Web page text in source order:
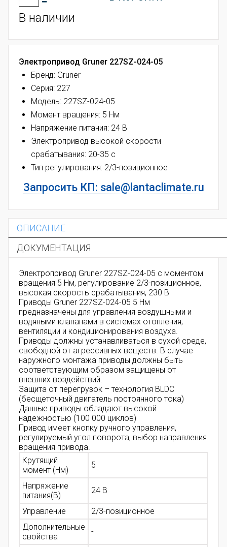
В наличии
Электропривод Gruner 227SZ-024-05
Бренд: Gruner
Серия: 227
Модель: 227SZ-024-05
Момент вращения: 5 Нм
Напряжение питания: 24 В
Электропривод высокой скорости
срабатывания: 20-35 с
Тип регулирования: 2/3-позиционное
Запросить КП: sale@lantaclimate.ru
ОПИСАНИЕ
ДОКУМЕНТАЦИЯ
Электропривод Gruner 227SZ-024-05 с моментом
вращения 5 Нм, регулирование 2/3-позиционное,
высокая скорость срабатывания, 230 В
Приводы Gruner 227SZ-024-05 5 Нм
предназначены для управления воздушными и
водяными клапанами в системах отопления,
вентиляции и кондиционирования воздуха.
Приводы должны устанавливаться в сухой среде,
свободной от агрессивных веществ. В случае
наружного монтажа приводы должны быть
соответствующим образом защищены от
внешних воздействий.
Защита от перегрузок – технология BLDC
(бесщеточный двигатель постоянного тока)
Данные приводы обладают высокой
надежностью (100 000 циклов)
Привод имеет кнопку ручного управления,
регулируемый угол поворота, выбор направления
вращения привода.
Крутящий
момент (Нм)
5
Напряжение
питания(В)
24 В
Управление
2/3-позиционное
Дополнительные
свойства
-